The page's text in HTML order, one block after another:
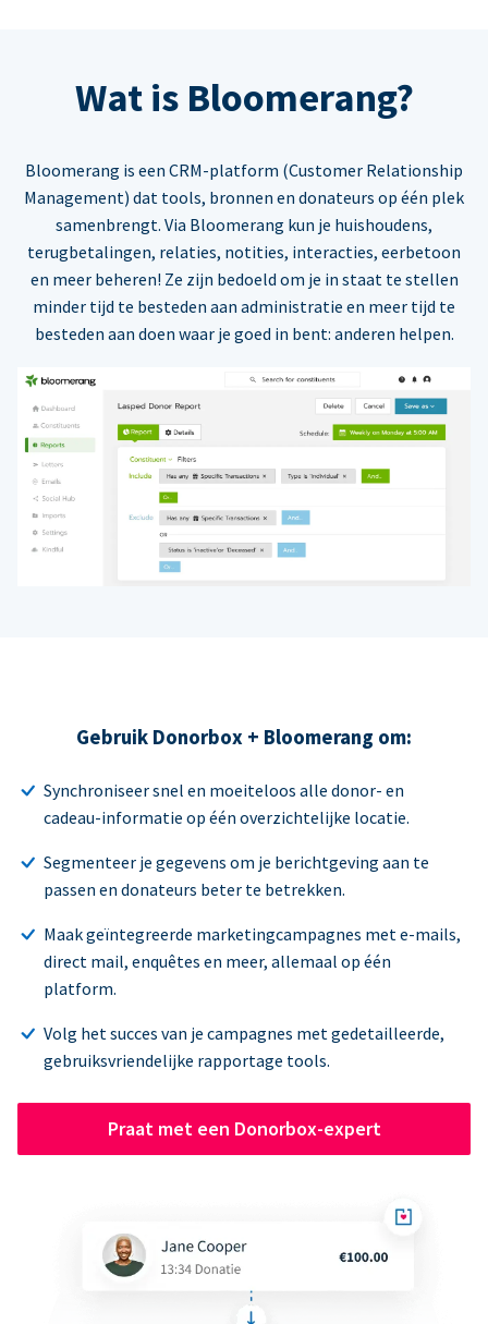
Wat is Bloomerang?
Bloomerang is een CRM-platform (Customer Relationship
Management) dat tools, bronnen en donateurs op één plek
samenbrengt. Via Bloomerang kun je huishoudens,
terugbetalingen, relaties, notities, interacties, eerbetoon
en meer beheren! Ze zijn bedoeld om je in staat te stellen
minder tijd te besteden aan administratie en meer tijd te
besteden aan doen waar je goed in bent: anderen helpen.
Gebruik Donorbox + Bloomerang om:
Synchroniseer snel en moeiteloos alle donor- en
cadeau-informatie op één overzichtelijke locatie.
Segmenteer je gegevens om je berichtgeving aan te
passen en donateurs beter te betrekken.
Maak geïntegreerde marketingcampagnes met e-mails,
direct mail, enquêtes en meer, allemaal op één
platform.
Volg het succes van je campagnes met gedetailleerde,
gebruiksvriendelijke rapportage tools.
Praat met een Donorbox-expert